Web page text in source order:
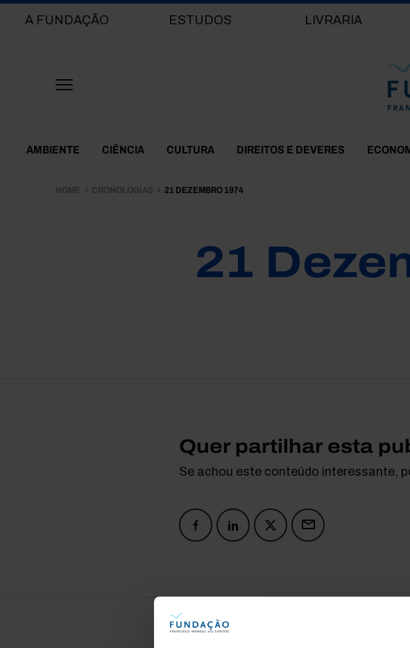
Main navigation
A FUNDAÇÃO ESTUDOS LIVRARIA
Themes Menu
AMBIENTE CIÊNCIA CULTURA DIREITOS E DEVERES
HOME CRONOLOGIAS 21 DEZEMBRO 1974
21
Quer partilhar esta
Se achou este conteúdo interessante,